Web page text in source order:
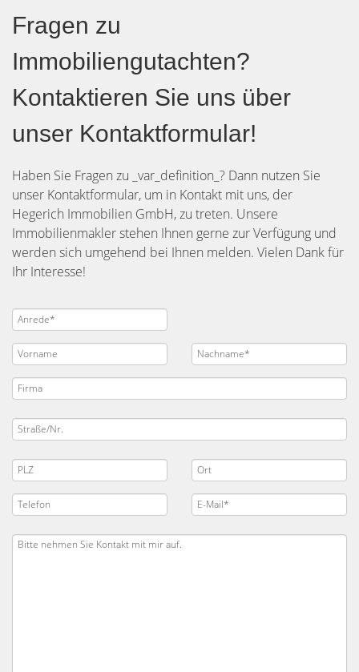
Fragen zu
Immobiliengutachten?
Kontaktieren Sie uns über
unser Kontaktformular!
Haben Sie Fragen zu _var_definition_? Dann nutzen Sie
unser Kontaktformular, um in Kontakt mit uns, der
Hegerich Immobilien GmbH, zu treten. Unsere
Immobilienmakler stehen Ihnen gerne zur Verfügung und
werden sich umgehend bei Ihnen melden. Vielen Dank für
Ihr Interesse!